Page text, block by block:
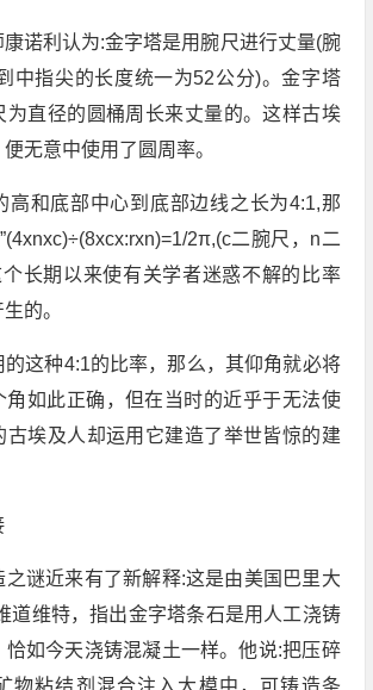
诺利认为:金字塔是用腕尺进行丈量(腕
中指尖的长度统一为52公分)。金字塔
为直径的圆桶周长来丈量的。这样古埃
无意中使用了圆周率。
高和底部中心到底部边线之长为4:1,那
2π,(c二腕尺，n二
长期以来使有关学者迷惑不解的比率
的。
这种4:1的比率，那么，其仰角就必将
角如此正确，但在当时的近乎于无法使
古埃及人却运用它建造了举世皆惊的建
之谜近来有了新解释:这是由美国巴里大
道维特，指出金字塔条石是用人工浇铸
恰如今天浇铸混凝土一样。他说:把压碎
物粘结剂混合注入大模中，可铸造条